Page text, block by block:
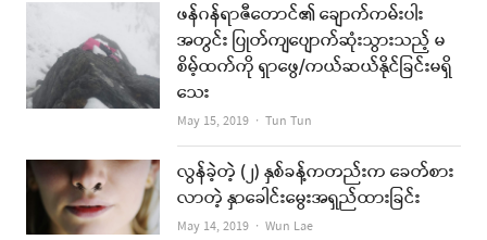
ဖန်ဂန်ရာဇီတောင်၏ ချောက်ကမ်းပါး
အတွင်း ပြုတ်ကျပျောက်ဆုံးသွားသည့် မ
စိမ့်ထက်ကို ရှာဖွေ/ကယ်ဆယ်နိုင်ခြင်းမရှိ
သေး
May 15, 2019 Author
Tun Tun
လွန်ခဲ့တဲ့ (၂) နှစ်ခန့်ကတည်းက ခေတ်စား
လာတဲ့ နှာခေါင်းမွေးအရှည်ထားခြင်း
May 14, 2019 Author
Wun Lae